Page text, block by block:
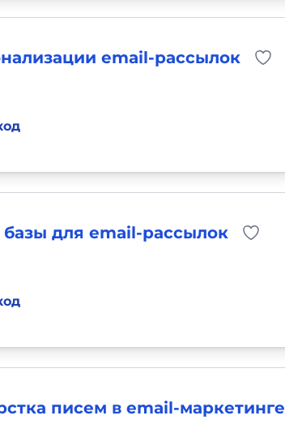
email-рассылок
для email-рассылок
писем в email-маркетинге